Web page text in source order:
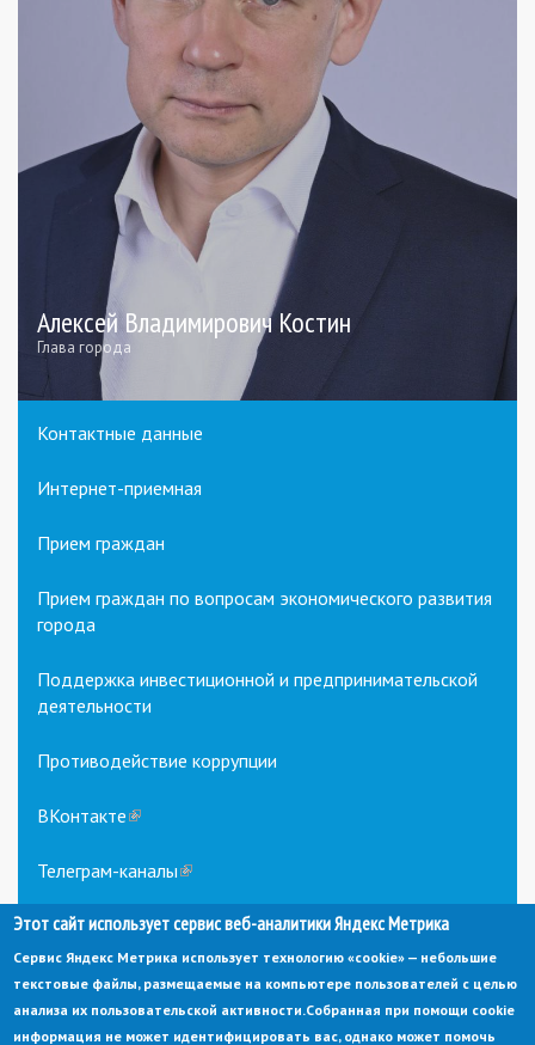
Алексей Владимирович Костин
Глава города
Контактные данные
Интернет-приемная
Прием граждан
Прием граждан по вопросам экономического развития
города
Поддержка инвестиционной и предпринимательской
деятельности
Противодействие коррупции
ВКонтакте(link
external)
Телеграм-каналы(link
external)
Этот сайт использует сервис веб-аналитики Яндекс Метрика
Сервис Яндекс Метрика использует технологию «cookie» — небольшие
текстовые файлы, размещаемые на компьютере пользователей с целью
анализа их пользовательской активности.Собранная при помощи cookie
информация не может идентифицировать вас, однако может помочь